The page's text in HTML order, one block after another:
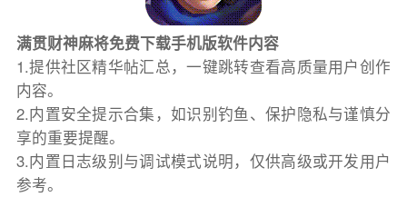
满贯财神麻将免费下载手机版软件内容
1.提供社区精华帖汇总，一键跳转查看高质量用户创作
内容。
2.内置安全提示合集，如识别钓鱼、保护隐私与谨慎分
享的重要提醒。
3.内置日志级别与调试模式说明，仅供高级或开发用户
参考。